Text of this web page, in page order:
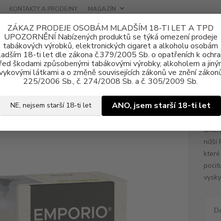
ZÁKAZ PRODEJE OSOBÁM MLADŠÍM 18-TI LET A TPD
UPOZORNĚNÍ Nabízených produktů se týká omezení prodeje
tabákových výrobků, elektronických cigaret a alkoholu osobám
18-ti let dle zákona č.379/2005 Sb. o opatřeních k
škodami způsobenými tabákovými výrobky, alkoholem a
látkami a o změně souvisejících zákonů ve znění
225/2006 Sb., č. 274/2008 Sb. a č. 305/2009 Sb.
NE, nejsem starší 18-ti let ANO, jsem starší 18-ti let
KONTAKTY A PRODEJNY MAGAZÍN
e-liquid Nikotinová sůl Emporio SALT E-liquid Emporio Salt
Emporio Salt Karavana 10ml
nižší